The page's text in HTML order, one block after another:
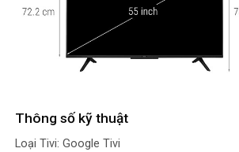
Thông số kỹ thuật
Loại Tivi: Google Tivi